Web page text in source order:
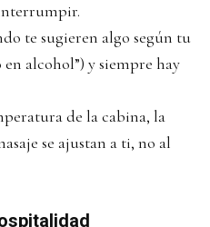
te sugieren algo según tu
alcohol”) y siempre hay
de la cabina, la
se ajustan a ti, no al